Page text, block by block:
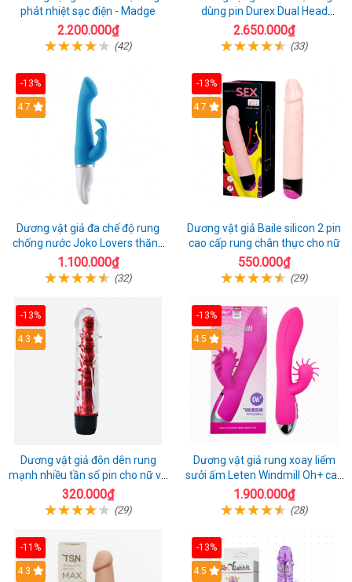
phát nhiệt sạc điện - Madge
2.200.000₫
(42)
dùng pin Durex Dual Head
Pulsing
2.650.000₫
(33)
-13%
Hot
4.7
Dương vật giả đa chế độ rung
chống nước Joko Lovers thăng
hoa
1.100.000₫
(32)
-13%
4.7
Dương vật giả Baile silicon 2 pin
cao cấp rung chân thực cho nữ
550.000₫
(29)
-13%
4.3
Dương vật giả đôn dên rung
mạnh nhiều tần số pin cho nữ và
cặp đôi
320.000₫
(29)
-13%
4.5
Dương vật giả rung xoay liếm
sưởi ấm Leten Windmill Oh+ cao
cấp
1.900.000₫
(28)
-11%
4.3
-13%
4.5